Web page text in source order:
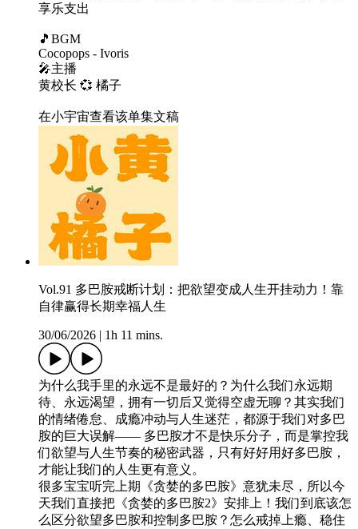
享乐支出
🎵BGM
Cocopops - Ivoris
🎤主播
黄校长 💞 橘子
在小宇宙查看该单集文稿
Vol.91 多巴胺戒断计划：把欲望变成人生开挂动力！靠
自律赢得长期幸福人生
30/06/2026 1h 11 mins.
为什么我手里的永远不是最好的？为什么我们永远期
待、永远渴望，拥有一切后又觉得空虚无聊？其实我们
的情绪倦怠、成瘾冲动与人生迷茫，都源于我们对多巴
胺的巨大误解—— 多巴胺才不是快乐分子，而是掌控我
们欲望与人生节奏的秘密武器，只有好好用好多巴胺，
才能让我们的人生更有意义。
很多宝宝听完上期《贪婪的多巴胺》意犹未尽，所以今
天我们直接把《贪婪的多巴胺2》安排上！我们到底该怎
么区分欲望多巴胺和控制多巴胺？怎么戒掉上瘾、稳住